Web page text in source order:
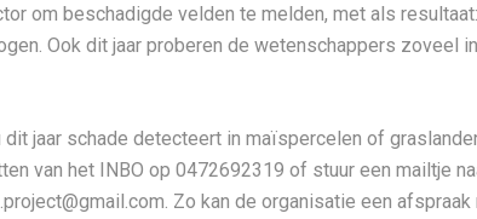
om beschadigde velden te melden, met als
Ook dit jaar proberen de wetenschappers zoveel
dit jaar schade detecteert in maïspercelen of
van het INBO op 0472692319 of stuur een mailtje
. Zo kan de organisatie een